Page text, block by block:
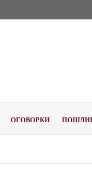
ОГОВОРКИ